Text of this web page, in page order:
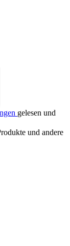
gelesen und
und andere